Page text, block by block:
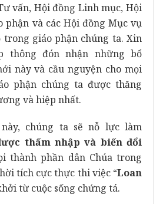
vấn, Hội đồng Linh mục, Hội
phận và các Hội đồng Mục vụ
trong giáo phận chúng ta. Xin
thông đón nhận những bổ
này và cầu nguyện cho mọi
phận chúng ta được thăng
và hiệp nhất.
chúng ta sẽ nỗ lực làm
thấm nhập và biến đổi
thành phần dân Chúa trong
tích cực thực thi việc “Loan
từ cuộc sống chứng tá.